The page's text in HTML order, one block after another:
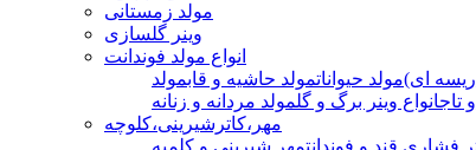
مولد زمستانی
وینر گلسازی
انواع مولد فوندانت
ای)مولد حیواناتمولد حاشیه و قابمولد
تاجانواع وینر برگ و گلمولد مردانه و زنانه
مهر،کاترشیرینی،کلوچه
فشاری قند و فوندانتمهر شیرینی و کلمپه